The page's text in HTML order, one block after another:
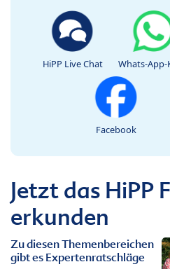
HiPP Live Chat Whats-App-
Facebook
Jetzt das HiPP
erkunden
Zu diesen Themenbereichen
gibt es Expertenratschläge